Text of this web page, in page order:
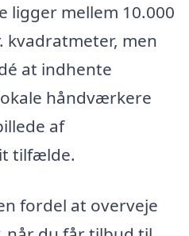
ligger mellem 10.000
kvadratmeter, men
at indhente
håndværkere
af
tilfælde.
fordel at overveje